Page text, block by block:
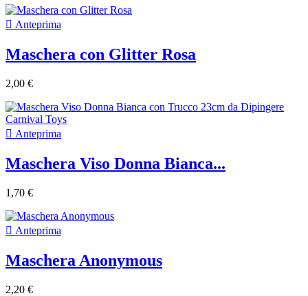
 Anteprima
Maschera con Glitter Rosa
2,00 €
 Anteprima
Maschera Viso Donna Bianca...
1,70 €
 Anteprima
Maschera Anonymous
2,20 €